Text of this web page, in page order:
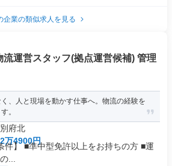
企業の類似求人を見る
運営スタッフ(拠点運営候補) 管理
、人と現場を動かす仕事へ。物流の経験を
。
府北
万4900円
件】 ■準中型免許以上をお持ちの方 ■運
...